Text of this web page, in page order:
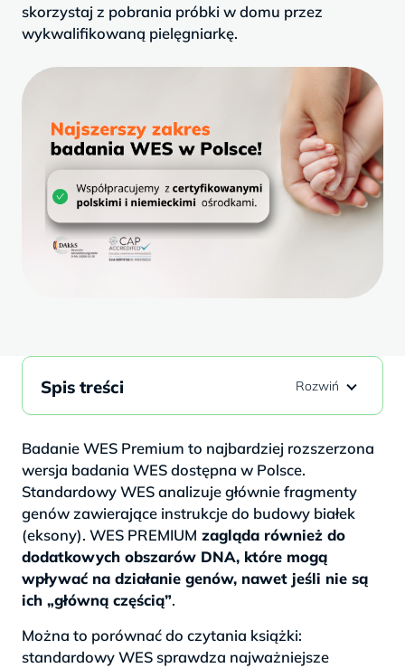
skorzystaj z pobrania próbki w domu przez
wykwalifikowaną pielęgniarkę.
Badanie WES Premium to najbardziej rozszerzona
wersja badania WES dostępna w Polsce.
Standardowy WES analizuje głównie fragmenty
genów zawierające instrukcje do budowy białek
(eksony). WES PREMIUM zagląda również do
dodatkowych obszarów DNA, które mogą
wpływać na działanie genów, nawet jeśli nie są
ich „główną częścią”.
Można to porównać do czytania książki:
standardowy WES sprawdza najważniejsze
Spis treści